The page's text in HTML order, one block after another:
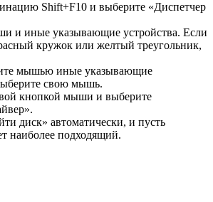
Shift+F10 и выберите «Диспетчер
и иные указывающие устройства. Если
кружок или желтый треугольник,
мышью иные указывающие
свою мышь.
кнопкой мыши и выберите
диск» автоматически, и пусть
наиболее подходящий.